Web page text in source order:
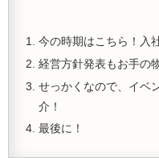
今の時期はこちら！入
経営方針発表もお手の
せっかくなので、イベ
介！
最後に！